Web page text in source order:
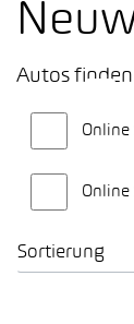
Autos
Online
Online
Sortierung